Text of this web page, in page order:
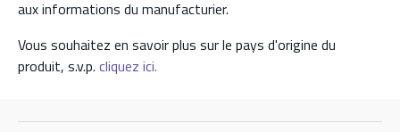
aux informations du manufacturier.
Vous souhaitez en savoir plus sur le pays d'origine du
produit, s.v.p. cliquez ici.